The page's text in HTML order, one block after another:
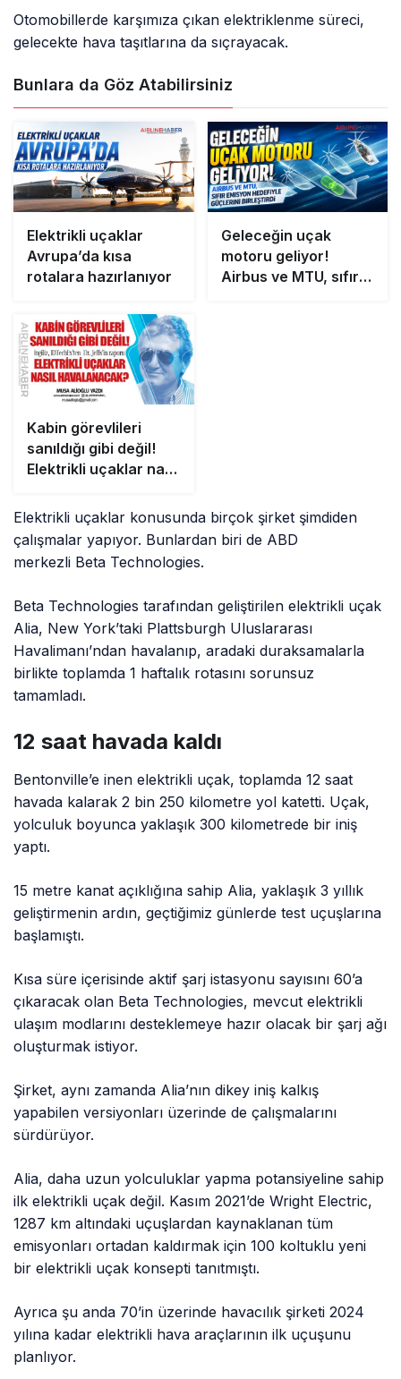
Otomobillerde karşımıza çıkan elektriklenme süreci,
gelecekte hava taşıtlarına da sıçrayacak.
Bunlara da Göz Atabilirsiniz
Elektrikli uçaklar
Avrupa’da kısa
rotalara hazırlanıyor
Geleceğin uçak
motoru geliyor!
Airbus ve MTU, sıfır
Kabin görevlileri
sanıldığı gibi değil!
Elektrikli uçaklar nasıl
Elektrikli uçaklar konusunda birçok şirket şimdiden
çalışmalar yapıyor. Bunlardan biri de ABD
merkezli Beta Technologies.
Beta Technologies tarafından geliştirilen elektrikli uçak
Alia, New York’taki Plattsburgh Uluslararası
Havalimanı’ndan havalanıp, aradaki duraksamalarla
birlikte toplamda 1 haftalık rotasını sorunsuz
tamamladı.
12 saat havada kaldı
Bentonville’e inen elektrikli uçak, toplamda 12 saat
havada kalarak 2 bin 250 kilometre yol katetti. Uçak,
yolculuk boyunca yaklaşık 300 kilometrede bir iniş
yaptı.
15 metre kanat açıklığına sahip Alia, yaklaşık 3 yıllık
geliştirmenin ardın, geçtiğimiz günlerde test uçuşlarına
başlamıştı.
Kısa süre içerisinde aktif şarj istasyonu sayısını 60’a
çıkaracak olan Beta Technologies, mevcut elektrikli
ulaşım modlarını desteklemeye hazır olacak bir şarj ağı
oluşturmak istiyor.
Şirket, aynı zamanda Alia’nın dikey iniş kalkış
yapabilen versiyonları üzerinde de çalışmalarını
sürdürüyor.
Alia, daha uzun yolculuklar yapma potansiyeline sahip
ilk elektrikli uçak değil. Kasım 2021’de Wright Electric,
1287 km altındaki uçuşlardan kaynaklanan tüm
emisyonları ortadan kaldırmak için 100 koltuklu yeni
bir elektrikli uçak konsepti tanıtmıştı.
Ayrıca şu anda 70’in üzerinde havacılık şirketi 2024
yılına kadar elektrikli hava araçlarının ilk uçuşunu
planlıyor.